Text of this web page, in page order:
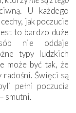
U każdego
jak poczucie
to bardzo duże
nie oddaje
typy ludzkich
może być tak, że
Święci są
pełni poczucia
smutni.